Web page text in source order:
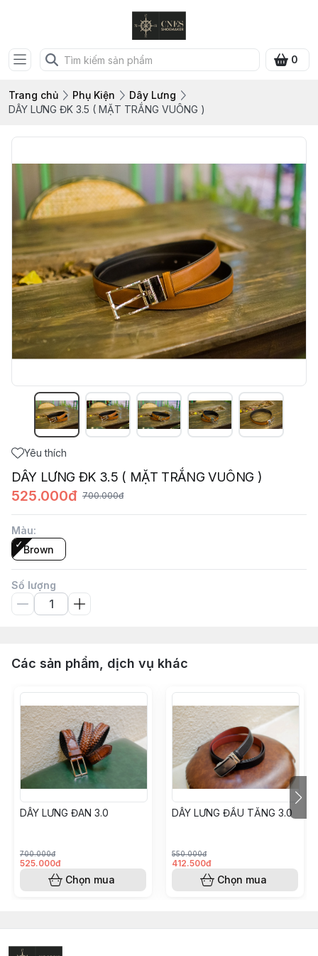
0
Trang chủ Phụ Kiện
Dây Lưng
DÂY LƯNG ĐK 3.5 ( MẶT TRẮNG VUÔNG )
Yêu thích
DÂY LƯNG ĐK 3.5 ( MẶT TRẮNG VUÔNG )
525.000đ 700.000đ
Màu:
Brown
Số lượng
Các sản phẩm, dịch vụ khác
DÂY LƯNG ĐAN 3.0
700.000đ
525.000đ
Chọn mua
DÂY LƯNG ĐẦU TĂNG 3.0
550.000đ
412.500đ
Chọn mua